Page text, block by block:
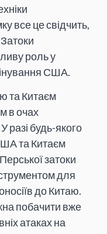
все це свідчить,
роль у
США.
та Китаєм
в очах
разі будь-якого
та Китаєм
затоки
для
до Китаю.
побачити вже
атаках на